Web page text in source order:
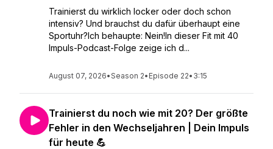
Trainierst du wirklich locker oder doch schon
intensiv? Und brauchst du dafür überhaupt eine
Sportuhr?Ich behaupte: Nein!In dieser Fit mit 40
Impuls-Podcast-Folge zeige ich d...
August 07, 2026•Season 2• Episode 22• 3:15
Trainierst du noch wie mit 20? Der größte
Fehler in den Wechseljahren | Dein Impuls
für heute 💪